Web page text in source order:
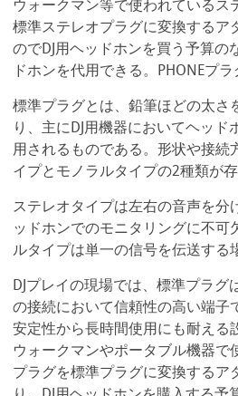
ウォークマン等で使われているス
標準ステレオプラグに変換するア
のでDJ用ヘッドホンを買う予算の
ドホンを代用できる。PHONEプラ
標準プラグとは、鉛筆ほどの太さ
り、主にDJ用機器においてヘッド
用されるものである。形状や接続
イプとモノラルタイプの2種類が存
ステレオタイプは左右の音声を分
ッドホンでのモニタリングに不可
ルタイプは単一の信号を伝送する
DJプレイの現場では、標準プラグ
の接続において信頼性の高い端子
安定性から長時間使用にも耐える
ウォークマンやポータブル機器で
プラグを標準プラグに変換するア